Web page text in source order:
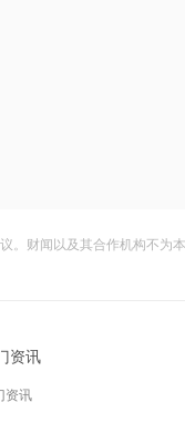
财闻以及其合作机构不
资讯
资讯